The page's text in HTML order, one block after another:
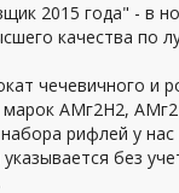
2015 года" - в
качества по
чечевичного и
АМг2Н2,
рифлей у
без